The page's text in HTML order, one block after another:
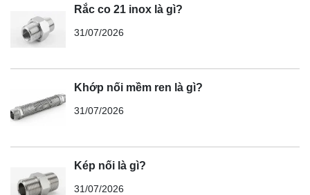
Rắc co 21 inox là gì?
31/07/2026
Khớp nối mềm ren là gì?
31/07/2026
Kép nối là gì?
31/07/2026